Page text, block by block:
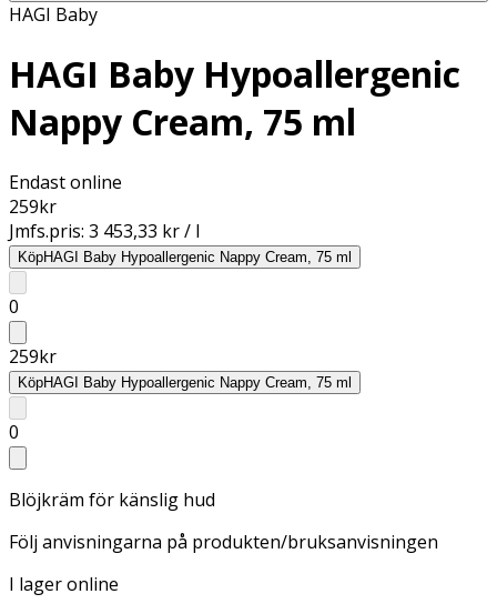
HAGI Baby
HAGI Baby Hypoallergenic
Nappy Cream, 75 ml
Endast online
259kr
Jmfs.pris: 3 453,33 kr / l
KöpHAGI Baby Hypoallergenic Nappy Cream, 75 ml
0
259kr
KöpHAGI Baby Hypoallergenic Nappy Cream, 75 ml
0
Blöjkräm för känslig hud
Följ anvisningarna på produkten/bruksanvisningen
I lager online